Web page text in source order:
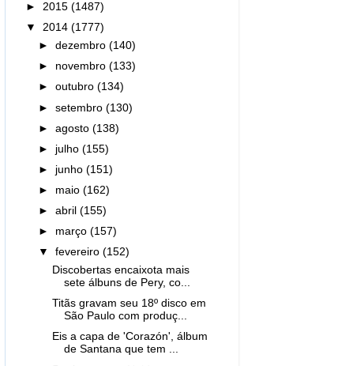
► 2015 (1487)
▼ 2014 (1777)
►dezembro(140)
► novembro(133)
►outubro(134)
►setembro(130)
►agosto(138)
► julho(155)
► junho(151)
► maio(162)
►abril(155)
► março(157)
▼fevereiro(152)
Discobertas encaixota mais
sete álbuns de Pery, co...
Titãs gravam seu 18º disco em
São Paulo com produç...
Eis a capa de 'Corazón', álbum
de Santana que tem ...